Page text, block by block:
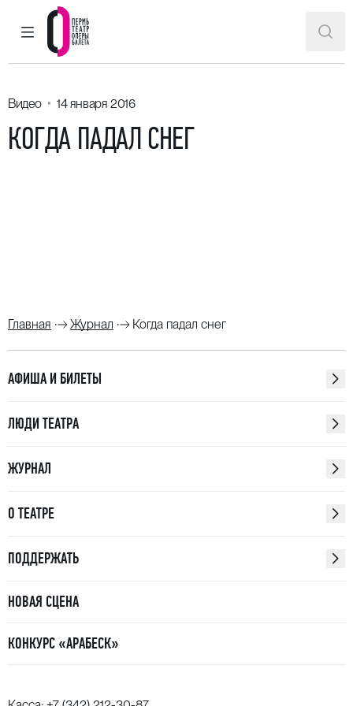
ГЛАВНОЕ МЕНЮ
Пермский театр оперы и балета
Видео 14 января 2016
КОГДА ПАДАЛ СНЕГ
Главная Журнал Когда падал снег
АФИША И БИЛЕТЫ
ЛЮДИ ТЕАТРА
ЖУРНАЛ
О ТЕАТРЕ
ПОДДЕРЖАТЬ
НОВАЯ СЦЕНА
КОНКУРС «АРАБЕСК»